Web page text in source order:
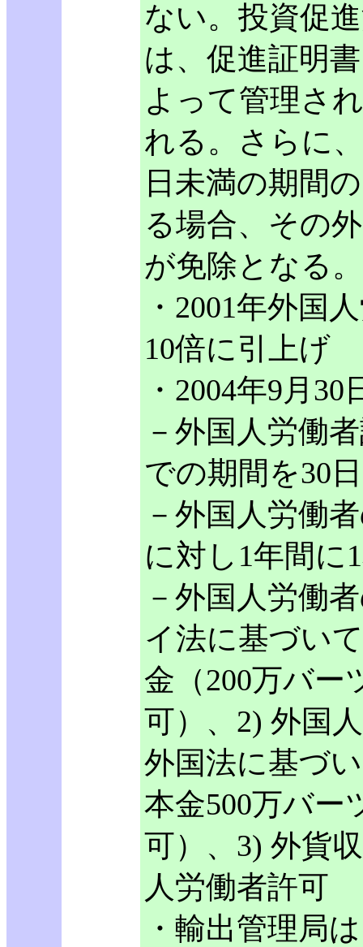
ない。投資促
は、促進証明
よって管理さ
れる。さらに
日未満の期間
る場合、その
が免除となる。
・2001年外国
10倍に引上げ
・2004年9月
－外国人労働
での期間を30
－外国人労働
に対し1年間に
－外国人労働
イ法に基づい
金（200万バー
可）、2) 外国
外国法に基づ
本金500万バー
可）、3) 外貨
人労働者許可
・輸出管理局